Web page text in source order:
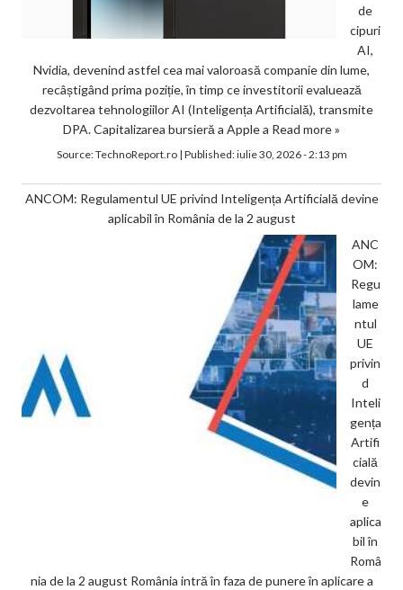
de
cipuri
AI,
Nvidia, devenind astfel cea mai valoroasă companie din lume,
recâștigând prima poziție, în timp ce investitorii evaluează
dezvoltarea tehnologiilor AI (Inteligența Artificială), transmite
DPA. Capitalizarea bursieră a Apple a Read more »
Source:TechnoReport.ro| Published:iulie 30, 2026 - 2:13 pm
ANCOM: Regulamentul UE privind Inteligența Artificială devine
aplicabil în România de la 2 august
ANC
OM:
Regu
lame
ntul
UE
privin
d
Inteli
gența
Artifi
cială
devin
e
aplica
bil în
Româ
nia de la 2 august România intră în faza de punere în aplicare a